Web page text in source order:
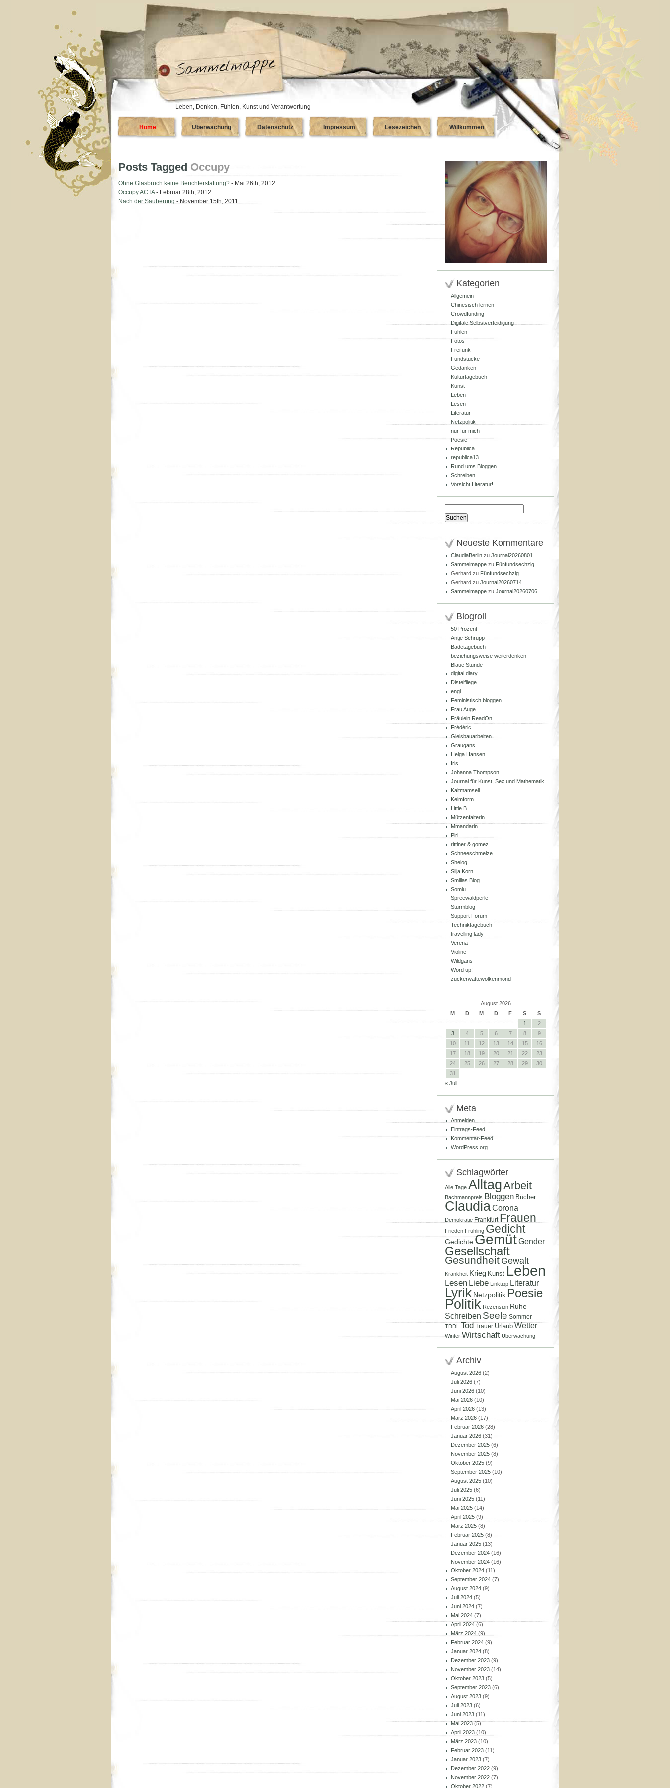
Leben, Denken, Fühlen, Kunst und Verantwortung
Home Überwachung Datenschutz Impressum Lesezeichen Willkommen
Posts Tagged Occupy
Ohne Glasbruch keine Berichterstattung? - Mai 26th, 2012
Occupy ACTA- Februar 28th, 2012
Nach der Säuberung - November 15th, 2011
Kategorien
Allgemein
Chinesisch lernen
Crowdfunding
Digitale Selbstverteidigung
Fühlen
Fotos
Freifunk
Fundstücke
Gedanken
Kulturtagebuch
Kunst
Leben
Lesen
Literatur
Netzpolitik
nur für mich
Poesie
Republica
republica13
Rund ums Bloggen
Schreiben
Vorsicht Literatur!
nach:
Neueste Kommentare
ClaudiaBerlin zu Journal20260801
Sammelmappe zu Fünfundsechzig
Gerhard zu Fünfundsechzig
Gerhard zu Journal20260714
Sammelmappe zu Journal20260706
Blogroll
50 Prozent
Antje Schrupp
Badetagebuch
beziehungsweise weiterdenken
Blaue Stunde
digital diary
Distelfliege
engl
Feministisch bloggen
Frau Auge
Fräulein ReadOn
Frédéric
Gleisbauarbeiten
Graugans
Helga Hansen
Iris
Johanna Thompson
Journal für Kunst, Sex und Mathematik
Kaltmamsell
Keimform
Little B
Mützenfalterin
Mmandarin
Piri
rittiner & gomez
Schneeschmelze
Shelog
Silja Korn
Smillas Blog
Somlu
Spreewaldperle
Sturmblog
Support Forum
Techniktagebuch
travelling lady
Verena
Violine
Wildgans
Word up!
zuckerwattewolkenmond
August 2026
M
D M D F S
S
1
2
3
4 5 6 7 8
9
10
11 12 13 14 15
16
17
18 19 20 21 22
23
24
25 26 27 28 29
30
31
« Juli
Meta
Anmelden
Eintrags-Feed
Kommentar-Feed
WordPress.org
Schlagwörter
Alle Tage AlltagArbeit
Bachmannpreis Bloggen Bücher
ClaudiaCorona
Demokratie Frankfurt Frauen
Frieden Frühling Gedicht
Gedichte GemütGender
Gesellschaft
Gesundheit Gewalt
Krankheit Krieg Kunst Leben
Lesen Liebe Linktipp Literatur
Lyrik Netzpolitik Poesie
Politik Rezension Ruhe
Schreiben Seele Sommer
TDDL Tod Trauer Urlaub Wetter
Winter Wirtschaft Überwachung
Archiv
August 2026 (2)
Juli 2026 (7)
Juni 2026 (10)
Mai 2026 (10)
April 2026 (13)
März 2026 (17)
Februar 2026 (28)
Januar 2026 (31)
Dezember 2025 (6)
November 2025 (8)
Oktober 2025 (9)
September 2025 (10)
August 2025 (10)
Juli 2025 (6)
Juni 2025 (11)
Mai 2025 (14)
April 2025 (9)
März 2025 (8)
Februar 2025 (8)
Januar 2025 (13)
Dezember 2024 (16)
November 2024 (16)
Oktober 2024 (11)
September 2024 (7)
August 2024 (9)
Juli 2024 (5)
Juni 2024 (7)
Mai 2024 (7)
April 2024 (6)
März 2024 (9)
Februar 2024 (9)
Januar 2024 (8)
Dezember 2023 (9)
November 2023 (14)
Oktober 2023 (5)
September 2023 (6)
August 2023 (9)
Juli 2023 (6)
Juni 2023 (11)
Mai 2023(5)
April 2023 (10)
März 2023 (10)
Februar 2023 (11)
Januar 2023 (7)
Dezember 2022 (9)
November 2022 (7)
Oktober 2022 (7)